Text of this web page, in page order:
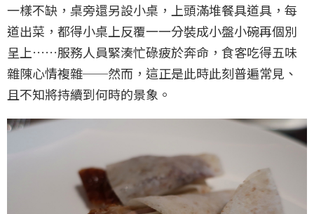
一樣不缺，桌旁還另設小桌，上頭滿堆餐具道具，每
道出菜，都得小桌上反覆一一分裝成小盤小碗再個別
呈上……服務人員緊湊忙碌疲於奔命，食客吃得五味
雜陳心情複雜──然而，這正是此時此刻普遍常見、
且不知將持續到何時的景象。